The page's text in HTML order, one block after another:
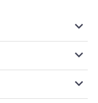
keyboard_arrow_down
keyboard_arrow_down
keyboard_arrow_down